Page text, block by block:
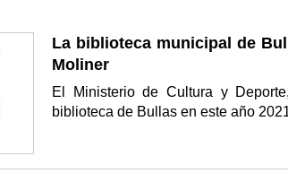
La biblioteca municipal de
Moliner
El Ministerio de Cultura y
biblioteca de Bullas en este año